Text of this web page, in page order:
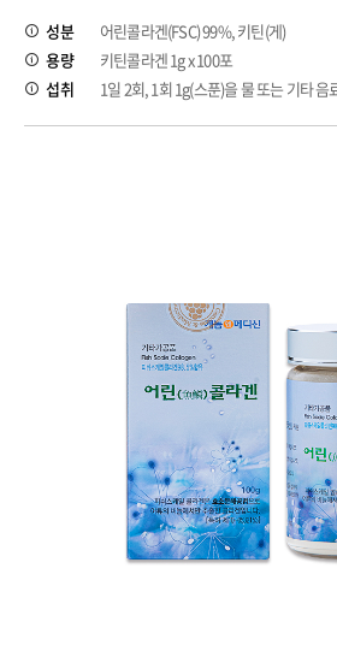
성분
어린콜라겐(FSC) 99%, 키틴(게)
용량
키틴콜라겐 1g x 100포
섭취
1일 2회, 1회 1g(스푼)을 물 또는 기타